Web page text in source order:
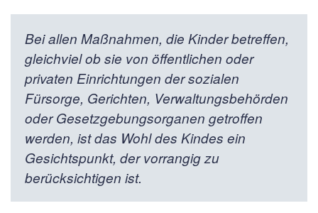
Bei allen Maßnahmen, die Kinder betreffen,
gleichviel ob sie von öffentlichen oder
privaten Einrichtungen der sozialen
Fürsorge, Gerichten, Verwaltungsbehörden
oder Gesetzgebungsorganen getroffen
werden, ist das Wohl des Kindes ein
Gesichtspunkt, der vorrangig zu
berücksichtigen ist.